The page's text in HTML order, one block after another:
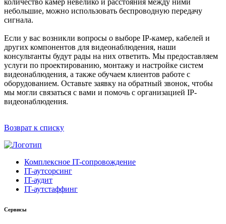
небольшие, можно использовать беспроводную передачу
сигнала.
Если у вас возникли вопросы о выборе IP-камер, кабелей и
других компонентов для видеонаблюдения, наши
консультанты будут рады на них ответить. Мы предоставляем
услуги по проектированию, монтажу и настройке систем
видеонаблюдения, а также обучаем клиентов работе с
оборудованием. Оставьте заявку на обратный звонок, чтобы
мы могли связаться с вами и помочь с организацией IP-
видеонаблюдения.
Возврат к списку
Комплексное IT-сопровождение
IT-аутсорсинг
IT-аудит
IT-аутстаффинг
Сервисы